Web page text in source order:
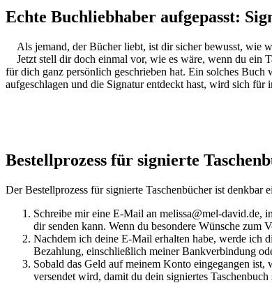
Echte Buchliebhaber aufgepasst:
Als jemand, der Bücher liebt, ist dir sicher bewusst, wie
Jetzt stell dir doch einmal vor, wie es wäre, wenn du ein
für dich ganz persönlich geschrieben hat. Ein solches
aufgeschlagen und die Signatur entdeckt hast, wird sich für
Bestellprozess für signierte
Der Bestellprozess für signierte Taschenbücher ist
Schreibe mir eine E-Mail an melissa@mel-david.de,
dir senden kann. Wenn du besondere Wünsche zum
Nachdem ich deine E-Mail erhalten habe, werde ich
Bezahlung, einschließlich meiner Bankverbindung
Sobald das Geld auf meinem Konto eingegangen
versendet wird, damit du dein signiertes